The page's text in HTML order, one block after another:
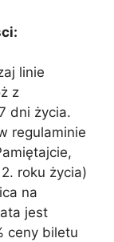
linie
z
dni życia.
regulaminie
roku życia)
na
jest
ceny biletu